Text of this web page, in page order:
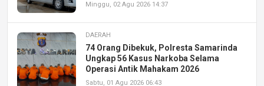
Minggu, 02 Agu 2026 14:37
DAERAH
74 Orang Dibekuk, Polresta Samarinda
Ungkap 56 Kasus Narkoba Selama
Operasi Antik Mahakam 2026
Sabtu, 01 Agu 2026 06:43